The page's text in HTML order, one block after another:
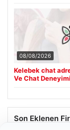
08/08/2026
Kelebek chat
Ve Chat Deneyimi
Son Eklenen